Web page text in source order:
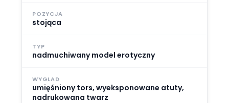
POZYCJA
stojąca
TYP
nadmuchiwany model erotyczny
WYGLAD
umięśniony tors, wyeksponowane atuty,
nadrukowana twarz